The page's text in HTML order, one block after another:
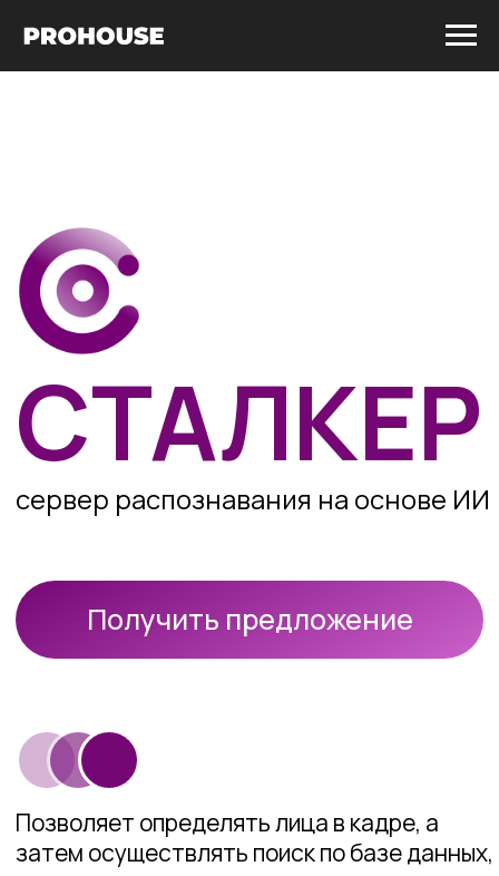
СТАЛКЕР
сервер распознавания на основе ИИ
Получить предложение
Позволяет определять лица в кадре, а
затем осуществлять поиск по базе данных,
сопоставляя лица с имеющимися данными.